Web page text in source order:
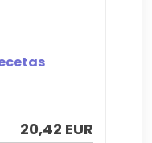
20,42 EUR